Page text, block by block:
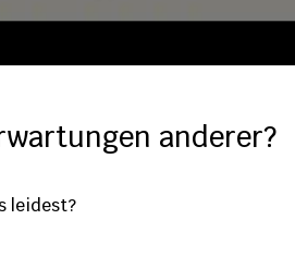
anderer?
leidest?